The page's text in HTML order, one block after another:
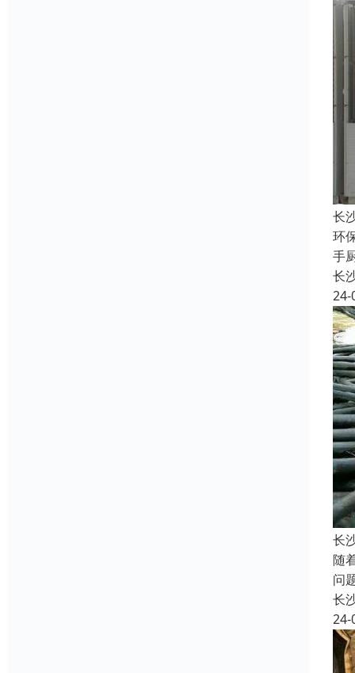
长
环
手
长
24-
长
随
问
长
24-